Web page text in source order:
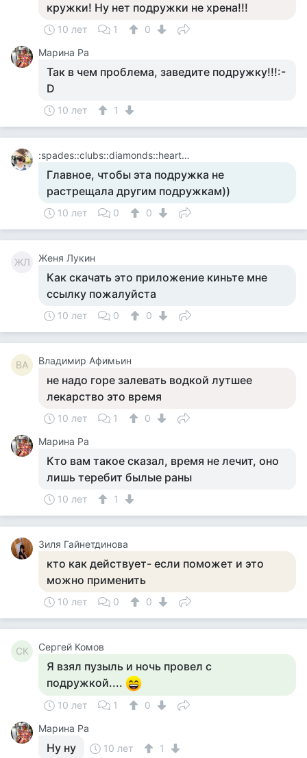
кружки! Ну нет подружки не хрена!!!
10 лет 1
0
Марина Ра
Так в чем проблема, заведите подружку!!!:-
D
10 лет 1
:spades::clubs::diamonds::hearts: Галина :hearts::diamonds::clubs::spades:
Главное, чтобы эта подружка не
растрещала другим подружкам))
10 лет 0 0
ЖЛ Женя Лукин
Как скачать это приложение киньте мне
ссылку пожалуйста
10 лет 0 0
ВА Владимир Афимьин
не надо горе залевать водкой лутшее
лекарство это время
10 лет 1
0
Марина Ра
Кто вам такое сказал, время не лечит, оно
лишь теребит былые раны
10 лет 1
Зиля Гайнетдинова
кто как действует- если поможет и это
можно применить
10 лет 0 0
СК Сергей Комов
Я взял пузыль и ночь провел с
подружкой....
10 лет 1
0
Марина Ра
Ну ну 10 лет 1